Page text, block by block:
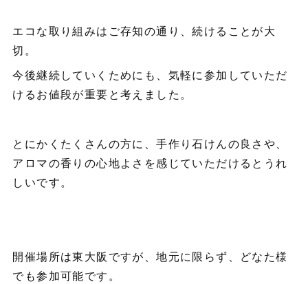
エコな取り組みはご存知の通り、続けることが大
切。
今後継続していくためにも、気軽に参加していただ
けるお値段が重要と考えました。
とにかくたくさんの方に、手作り石けんの良さや、
アロマの香りの心地よさを感じていただけるとうれ
しいです。
開催場所は東大阪ですが、地元に限らず、どなた様
でも参加可能です。